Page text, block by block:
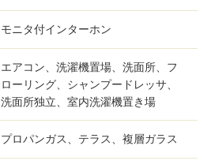
モニタ付インターホン
エアコン、洗濯機置場、洗面所、フ
ローリング、シャンプードレッサ、
洗面所独立、室内洗濯機置き場
プロパンガス、テラス、複層ガラス